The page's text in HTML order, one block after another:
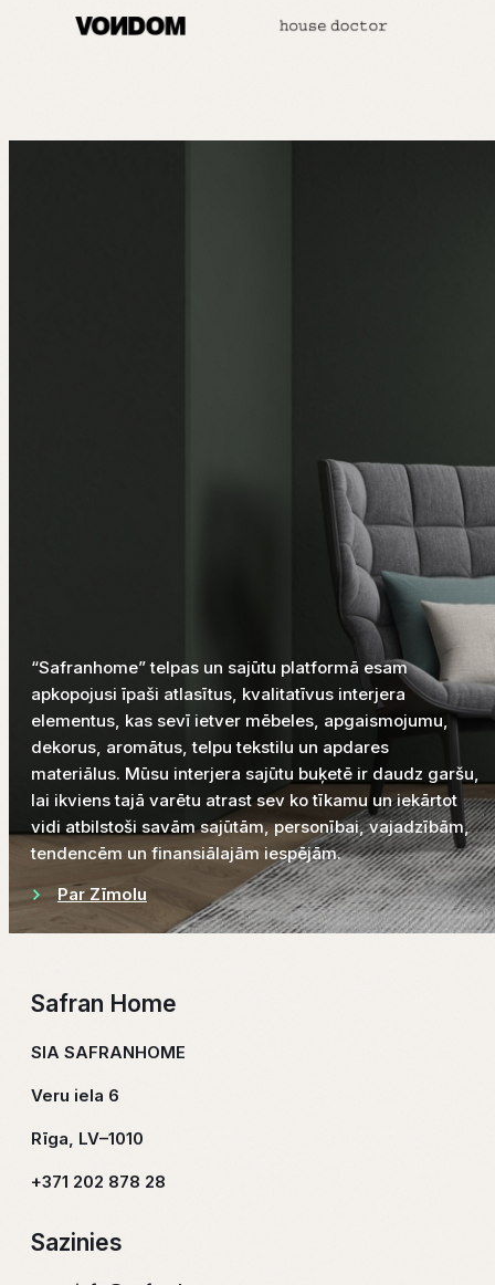
“Safranhome” telpas un sajūtu platformā esam
apkopojusi īpaši atlasītus, kvalitatīvus interjera
elementus, kas sevī ietver mēbeles, apgaismojumu,
dekorus, aromātus, telpu tekstilu un apdares
materiālus. Mūsu interjera sajūtu buķetē ir daudz garšu,
lai ikviens tajā varētu atrast sev ko tīkamu un iekārtot
vidi atbilstoši savām sajūtām, personībai, vajadzībām,
tendencēm un finansiālajām iespējām.
Par Zīmolu
Safran Home
SIA SAFRANHOME
Veru iela 6
Rīga, LV–1010
+371 202 878 28
Sazinies